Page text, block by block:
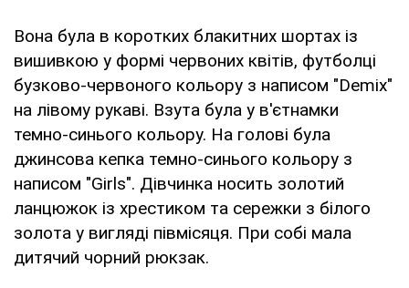
Вона була в коротких блакитних шортах із
вишивкою у формі червоних квітів, футболці
бузково-червоного кольору з написом "Demix"
на лівому рукаві. Взута була у в'єтнамки
темно-синього кольору. На голові була
джинсова кепка темно-синього кольору з
написом "Girls". Дівчинка носить золотий
ланцюжок із хрестиком та сережки з білого
золота у вигляді півмісяця. При собі мала
дитячий чорний рюкзак.